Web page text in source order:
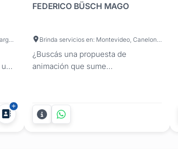
Brinda servicios en: Montevideo, Canelones, Maldonado, San José, Colonia, Artigas, Cerro Largo, Durazno, Flores, Florida, Lavalleja, Paysandú, Río Negro, Rivera, Rocha, Salto, Soriano, Tacuarembó, Treinta y Tres
FEDERICO BÜSCH MAGO
Brinda servicios en: Montevideo, Canelones, Maldonado, San José, Artigas, Cerro Largo, Colonia, Durazno, Flores, Florida, Lavalleja, Paysandú, Río Negro, Rivera, Rocha, Salto, Soriano, Tacuarembó, Treinta y Tres
¿Buscás una propuesta de
animación que sume
shows de magia adaptados tanto
para el sector empresarial como
para celebraciones sociales en